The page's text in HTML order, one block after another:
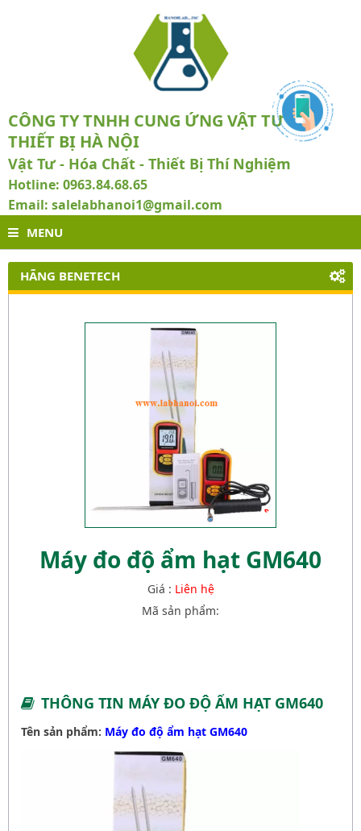
CÔNG TY TNHH CUNG ỨNG VẬT TƯ VÀ
THIẾT BỊ HÀ NỘI
Vật Tư - Hóa Chất - Thiết Bị Thí Nghiệm
Hotline: 0963.84.68.65
Email: salelabhanoi1@gmail.com
MENU
HÃNG BENETECH
Máy đo độ ẩm hạt GM640
Giá : Liên hệ
Mã sản phẩm:
THÔNG TIN MÁY ĐO ĐỘ ẨM HẠT GM640
Tên sản phẩm: Máy đo độ ẩm hạt GM640